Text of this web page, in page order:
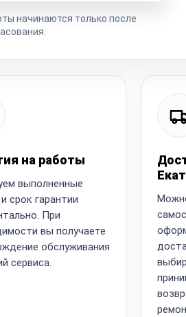
начинаются только после
на работы
выполненные
срок гарантии
При
вы получаете
обслуживания
сервиса.